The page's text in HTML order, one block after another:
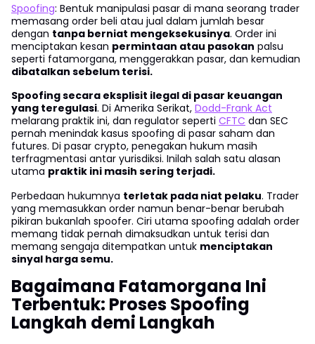
Spoofing: Bentuk manipulasi pasar di mana seorang trader
memasang order beli atau jual dalam jumlah besar
dengan tanpa berniat mengeksekusinya. Order ini
menciptakan kesan permintaan atau pasokan palsu
seperti fatamorgana, menggerakkan pasar, dan kemudian
dibatalkan sebelum terisi.
Spoofing secara eksplisit ilegal di pasar keuangan
yang teregulasi. Di Amerika Serikat, Dodd-Frank Act
melarang praktik ini, dan regulator seperti CFTC dan SEC
pernah menindak kasus spoofing di pasar saham dan
futures. Di pasar crypto, penegakan hukum masih
terfragmentasi antar yurisdiksi. Inilah salah satu alasan
utama praktik ini masih sering terjadi.
Perbedaan hukumnya terletak pada niat pelaku. Trader
yang memasukkan order namun benar-benar berubah
pikiran bukanlah spoofer. Ciri utama spoofing adalah order
memang tidak pernah dimaksudkan untuk terisi dan
memang sengaja ditempatkan untuk menciptakan
sinyal harga semu.
Bagaimana Fatamorgana Ini
Terbentuk: Proses Spoofing
Langkah demi Langkah